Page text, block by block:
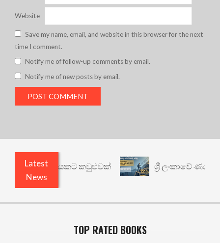
Website
Save my name, email, and website in this browser for the next
time I comment.
Notify me of follow-up comments by email.
Notify me of new posts by email.
Latest
News
යථාර්ථයකට කවුළුවක් ශ්‍රී ලංකාවේ ණය
TOP RATED BOOKS